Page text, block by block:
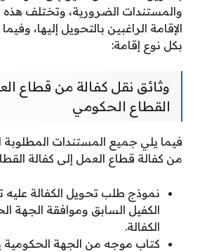
والمستندات الضرورية، وتختلف هذه
الإقامة الراغبين بالتحويل إليها،
بكل نوع إقامة:
وثائق نقل كفالة من قطاع
القطاع الحكومي
فيما يلي جميع المستندات المطلوبة
من كفالة قطاع العمل إلى كفالة
نموذج طلب تحويل الكفالة عليه
الكفيل السابق وموافقة الجهة
الكفالة.
كتاب موجه من الجهة الحكومية